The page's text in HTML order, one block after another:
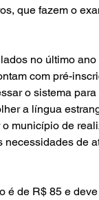
que fazem o
no último
com pré-
o sistema para
a língua
município de
necessidades de
é de R$ 85 e